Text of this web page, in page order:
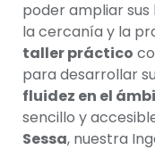
poder ampliar sus
la cercanía y la
taller práctico
para desarrollar su
fluidez en el
sencillo y
Sessa, nuestra